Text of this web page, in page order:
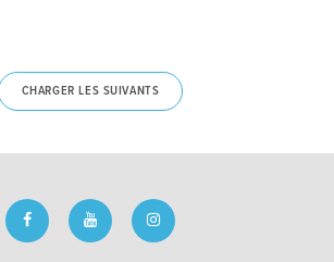
CHARGER LES SUIVANTS